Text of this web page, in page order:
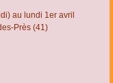
au lundi 1er avril
Près (41)